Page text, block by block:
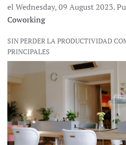
el Wednesday, 09 August 2023.
Coworking
SIN PERDER LA PRODUCTIVIDAD
PRINCIPALES